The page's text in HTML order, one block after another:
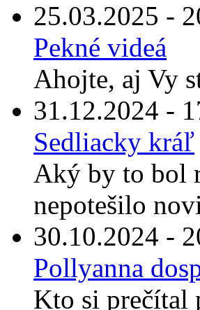
25.03.2025 -
Pekné videá
Ahojte, aj Vy
31.12.2024 -
Sedliacky kráľ
Aký by to bol
nepotešilo
30.10.2024 -
Pollyanna
Kto si prečítal